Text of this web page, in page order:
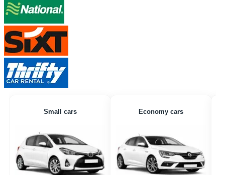
Small cars Economy cars